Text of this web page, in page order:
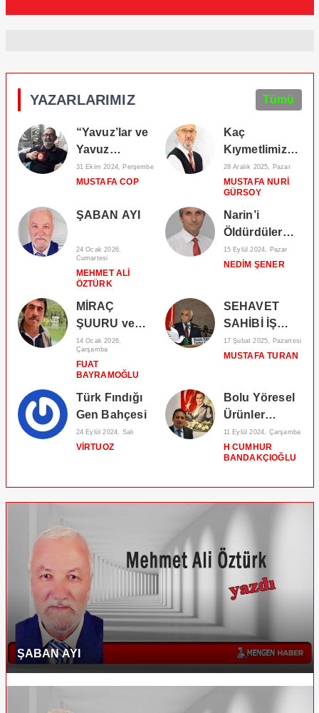
YAZARLARIMIZ Tümü
“Yavuz’lar ve
Yavuz
Ergin’leri
Yetiştiren
31 Ekim 2024, Perşembe
MUSTAFA COP
Kaç
Kıymetlimiz
Kaç Kadir
Kıymet
28 Aralık 2025, Pazar
MUSTAFA NURI
GÜRSOY
ŞABAN AYI
24 Ocak 2026,
Cumartesi
MEHMET ALI
ÖZTÜRK
Narin’i
Öldürdüler
Biz Çürüdük!
Sosyolojik
15 Eylül 2024, Pazar
NEDIM ŞENER
MİRAÇ
ŞUURU ve
EBU
(Radıyallahü
Anh) İMANI
14 Ocak 2026,
Çarşamba
FUAT
BAYRAMOĞLU
SEHAVET
SAHİBİ İŞ
ADAMLARIMIZ
YEDİ
RAHMET
OLSUN!
17 Şubat 2025, Pazartesi
MUSTAFA TURAN
Türk Fındığı
Gen Bahçesi
24 Eylül 2024, Salı
VIRTUOZ
Bolu Yöresel
Ürünler
Festivali!
11 Eylül 2024, Çarşamba
H CUMHUR
BANDAKÇIOĞLU
ŞABAN AYI